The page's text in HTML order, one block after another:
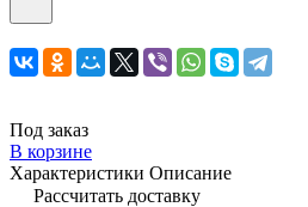
Под заказ
В корзине
Характеристики Описание
Рассчитать доставку